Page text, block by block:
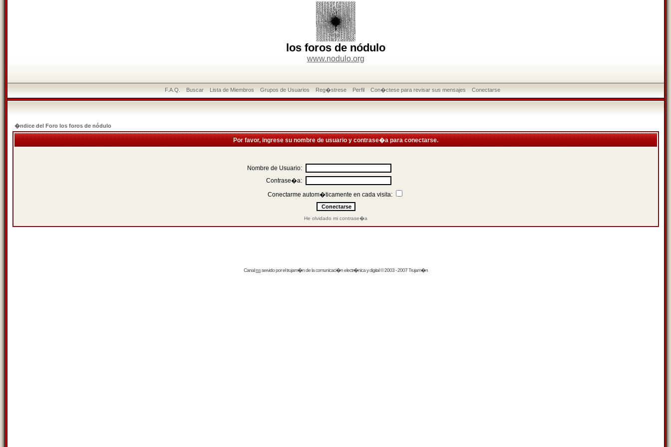
los foros de nódulo
www.nodulo.org
F.A.Q. Buscar Lista de Miembros Grupos de Usuarios Reg�strese Perfil Con�ctese para revisar sus mensajes Conectarse
�ndice del Foro los foros de nódulo
Por favor, ingrese su nombre de usuario y contrase�a para conectarse.
Nombre de Usuario:
Contrase�a:
Conectarme autom�ticamente en cada visita:
He olvidado mi contrase�a
Canalrssservido por eltrujam�nde la comunicaci�n electr�nica y digital © 2003 - 2007 Trujam�n